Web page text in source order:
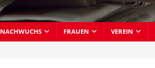
NACHWUCHS FRAUEN VEREIN